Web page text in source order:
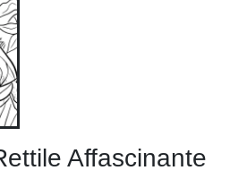
Affascinante